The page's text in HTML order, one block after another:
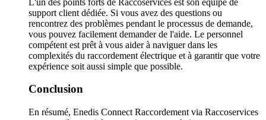
support client dédiée. Si vous avez des questions ou
rencontrez des problèmes pendant le processus de demande,
vous pouvez facilement demander de l'aide. Le personnel
compétent est prêt à vous aider à naviguer dans les
complexités du raccordement électrique et à garantir que votre
expérience soit aussi simple que possible.
Conclusion
En résumé, Enedis Connect Raccordement via Raccoservices